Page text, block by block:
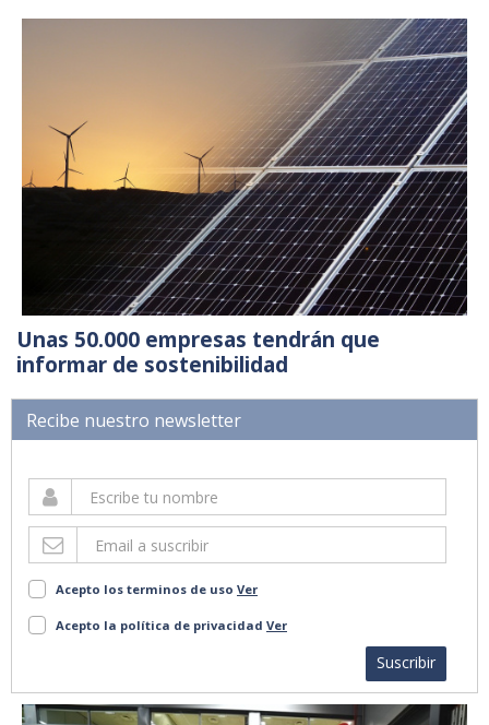
Unas 50.000 empresas tendrán que
informar de sostenibilidad
Recibe nuestro newsletter
Acepto los terminos de uso Ver
Acepto la política de privacidad Ver
Suscribir